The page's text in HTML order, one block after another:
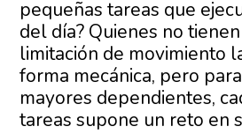
pequeñas tareas que
del día? Quienes no
limitación de movimiento
forma mecánica, pero
mayores dependientes,
tareas supone un reto en